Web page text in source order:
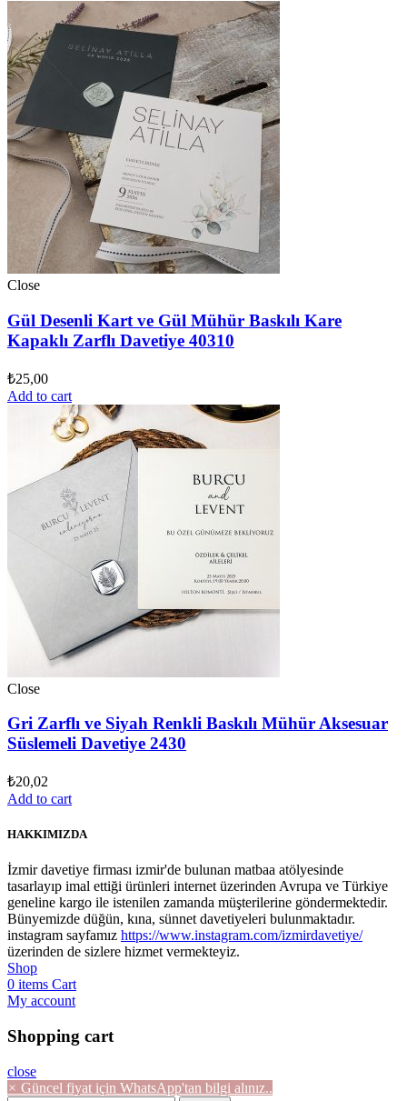
Close
Gül Desenli Kart ve Gül Mühür Baskılı Kare
Kapaklı Zarflı Davetiye 40310
₺25,00
Add to cart
Close
Gri Zarflı ve Siyah Renkli Baskılı Mühür Aksesuar
Süslemeli Davetiye 2430
₺20,02
Add to cart
HAKKIMIZDA
İzmir davetiye firması izmir'de bulunan matbaa atölyesinde
tasarlayıp imal ettiği ürünleri internet üzerinden Avrupa ve Türkiye
geneline kargo ile istenilen zamanda müşterilerine göndermektedir.
Bünyemizde düğün, kına, sünnet davetiyeleri bulunmaktadır.
instagram sayfamız https://www.instagram.com/izmirdavetiye/
üzerinden de sizlere hizmet vermekteyiz.
Shop
0 items Cart
My account
Shopping cart
close
× Güncel fiyat için WhatsApp'tan bilgi alınız..